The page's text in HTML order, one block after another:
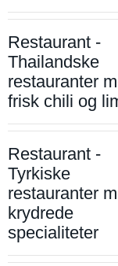
Restaurant -
Thailandske
restauranter
frisk chili og
Restaurant -
Tyrkiske
restauranter
krydrede
specialiteter